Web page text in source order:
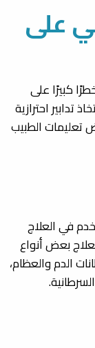
على
كبيرًا على
تدابير احترازية
تعليمات الطبيب
في العلاج
بعض أنواع
الدم والعظام،